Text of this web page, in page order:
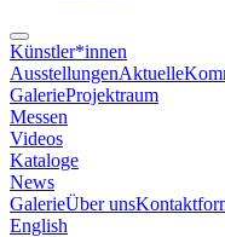
Künstler*innen
AusstellungenAktuelle
GalerieProjektraum
Messen
Videos
Kataloge
News
GalerieÜber uns
English